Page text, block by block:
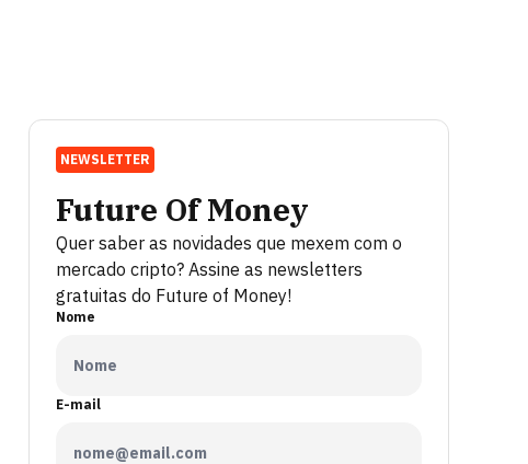
NEWSLETTER
Future Of Money
Quer saber as novidades que mexem com o
mercado cripto? Assine as newsletters
gratuitas do Future of Money!
Nome
E-mail